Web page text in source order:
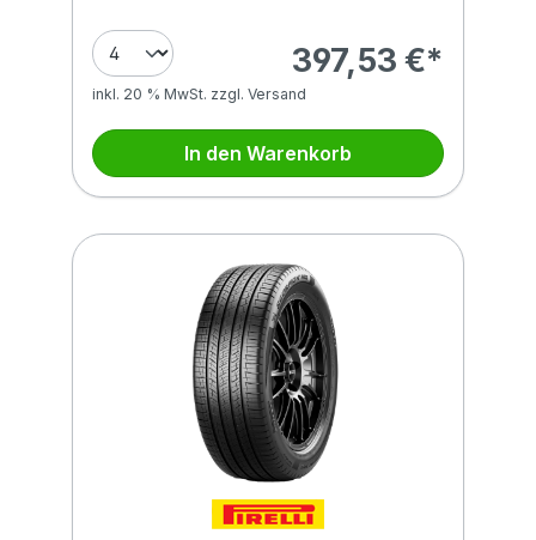
397,53 €*
inkl. 20 % MwSt. zzgl. Versand
In den Warenkorb